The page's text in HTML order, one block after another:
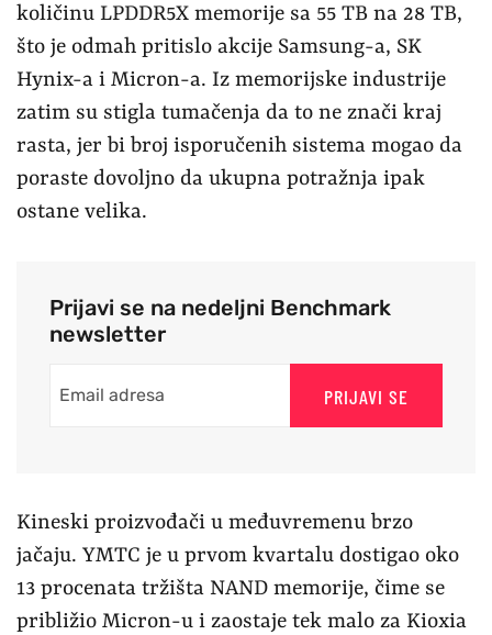
količinu LPDDR5X memorije sa 55 TB na 28 TB,
što je odmah pritislo akcije Samsung-a, SK
Hynix-a i Micron-a. Iz memorijske industrije
zatim su stigla tumačenja da to ne znači kraj
rasta, jer bi broj isporučenih sistema mogao da
poraste dovoljno da ukupna potražnja ipak
ostane velika.
Prijavi se na nedeljni Benchmark
newsletter
PRIJAVI SE
Kineski proizvođači u međuvremenu brzo
jačaju. YMTC je u prvom kvartalu dostigao oko
13 procenata tržišta NAND memorije, čime se
približio Micron-u i zaostaje tek malo za Kioxia